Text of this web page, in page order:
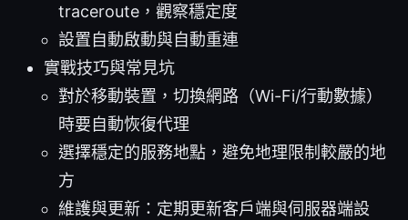
traceroute，觀察穩定度
設置自動啟動與自動重連
實戰技巧與常見坑
對於移動裝置，切換網路（Wi-Fi/行動數據）
時要自動恢復代理
選擇穩定的服務地點，避免地理限制較嚴的地
方
維護與更新：定期更新客戶端與伺服器端設